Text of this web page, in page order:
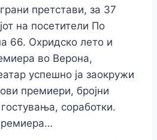
претстави, за 37
на посетители По
66. Охридско лето и
во Верона,
успешно ја заокружи
премиери, бројни
соработки.